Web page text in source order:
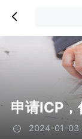
申请ICP
2024-01-03